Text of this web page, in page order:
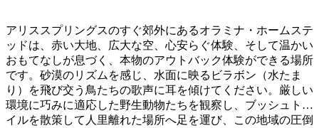
ウ
ト
ド
ア
ィ
ビ
テ
ィ
い
こ
と
画
ツ
ー
ル
アリススプリングスのすぐ郊外にあるオラミナ・ホームステ
ッドは、赤い大地、広大な空、心安らぐ体験、そして温かい
おもてなしが息づく、本物のアウトバック体験ができる場所
です。砂漠のリズムを感じ、水面に映るビラボン（水たま
り）を飛び交う鳥たちの歌声に耳を傾けてください。厳しい
環境に巧みに適応した野生動物たちを観察し、ブッシュトレ
イルを散策して人里離れた場所へ足を運び、この地域の圧倒